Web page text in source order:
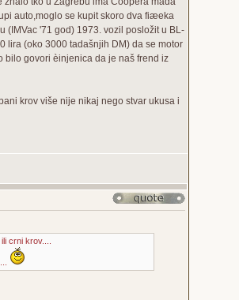
auto,moglo se kupit skoro dva fiæeka
'71 god) 1973. vozil posložit u BL-
lira (oko 3000 tadašnjih DM) da se motor
bilo govori èinjenica da je naš frend iz
krov više nije nikaj nego stvar ukusa i
crni krov....